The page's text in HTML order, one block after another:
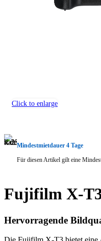
Click to enlarge
Mindestmietdauer 4 Tage
Für diesen Artikel gilt eine
Fujifilm X-
Hervorragende